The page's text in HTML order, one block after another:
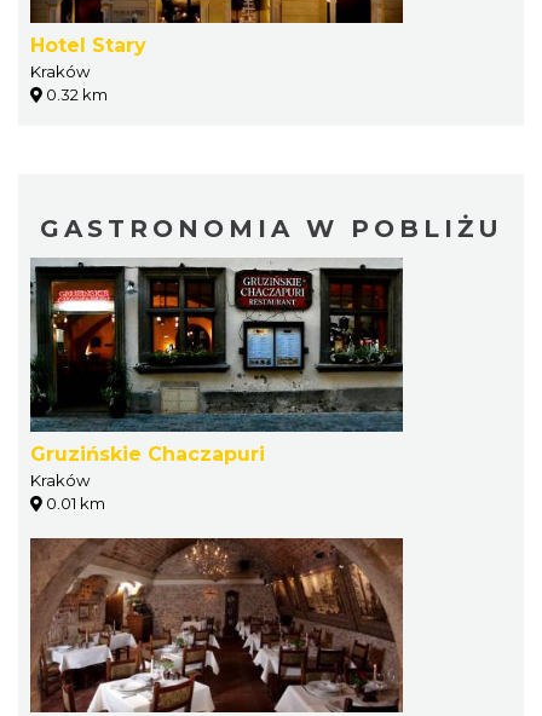
Hotel Stary
Kraków
0.32 km
GASTRONOMIA W POBLIŻU
Gruzińskie Chaczapuri
Kraków
0.01 km